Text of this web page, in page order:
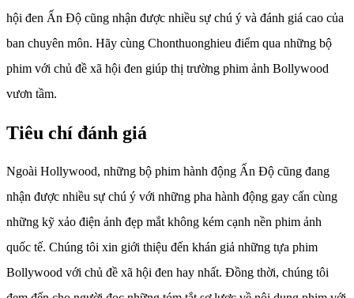
hội đen Ấn Độ cũng nhận được nhiều sự chú ý và đánh giá cao của
ban chuyên môn. Hãy cùng Chonthuonghieu điểm qua những bộ
phim với chủ đề xã hội đen giúp thị trường phim ảnh Bollywood
vươn tầm.
Tiêu chí đánh giá
Ngoài Hollywood, những bộ phim hành động Ấn Độ cũng đang
nhận được nhiều sự chú ý với những pha hành động gay cấn cùng
những kỹ xảo điện ảnh đẹp mắt không kém cạnh nền phim ảnh
quốc tế. Chúng tôi xin giới thiệu đến khán giả những tựa phim
Bollywood với chủ đề xã hội đen hay nhất. Đồng thời, chúng tôi